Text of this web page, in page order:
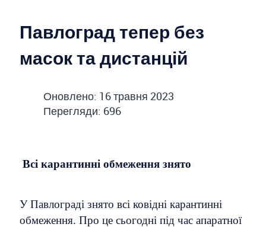
Павлоград тепер без
масок та дистанцій
Оновлено: 16 травня 2023
Перегляди: 696
Всі карантинні обмеження знято
У Павлограді знято всі ковідні карантинні
обмеження. Про це сьогодні під час апаратної